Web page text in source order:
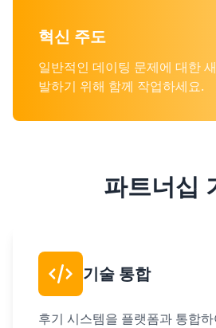
혁신 주도
일반적인 데이팅 문제에 대한
발하기 위해 함께 작업하세요.
파트너십
기술 통합
후기 시스템을 플랫폼과 통합